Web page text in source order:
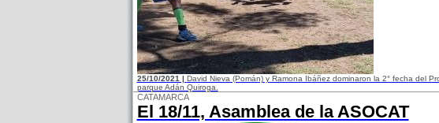
25/10/2021 | David Nieva (Pomán) y Ramona Ibáñez dominaron la 2° fecha del
parque Adán Quiroga.
CATAMARCA
El 18/11, Asamblea de la ASOCAT